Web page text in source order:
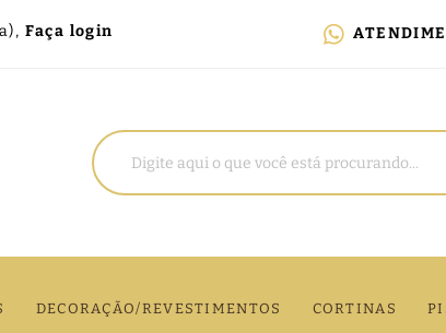
Faça login
DECORAÇÃO/REVESTIMENTOS CORTINAS